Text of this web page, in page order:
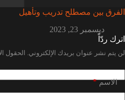
الفرق بين مصطلح تدريب وتأهيل
ديسمبر 23, 2023
اترك ردّاً
لن يتم نشر عنوان بريدك الإلكتروني. الحقول
الاسم*